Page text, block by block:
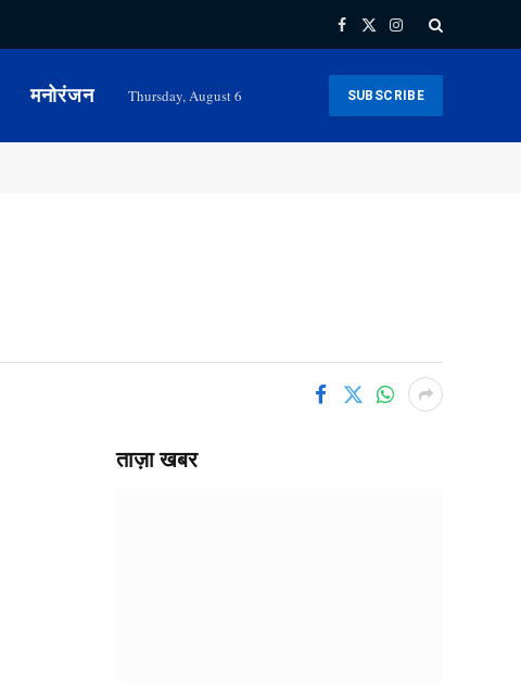
Facebook
X
Instagram
मनोरंजन Thursday, August 6 SUBSCRIBE
ताज़ा खबर